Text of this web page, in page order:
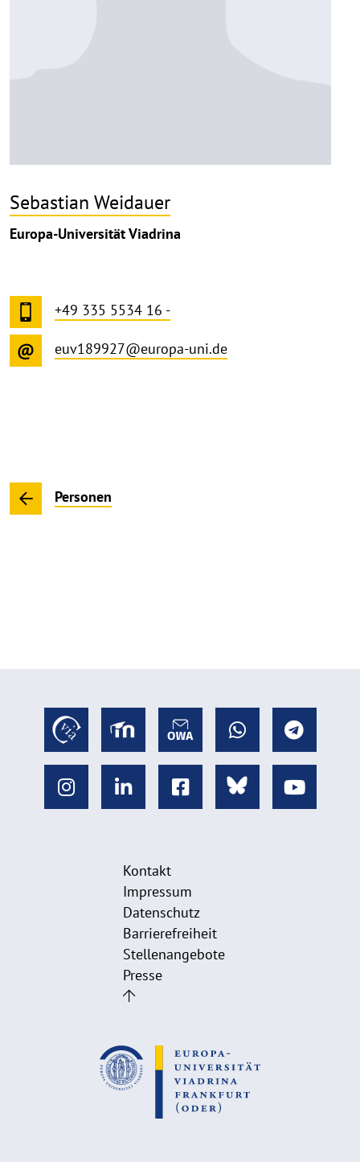
Sebastian Weidauer
Europa-Universität Viadrina
+49 335 5534 16 -
euv189927@europa-uni.de
Personen
Kontakt
Impressum
Datenschutz
Barrierefreiheit
Stellenangebote
Presse